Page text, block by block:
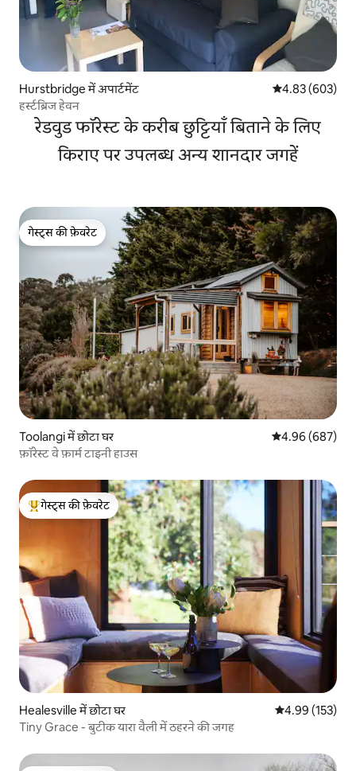
Hurstbridge में अपार्टमेंट औसत रेटिंग 5 में से
4.83 (603)
हर्स्टब्रिज हेवन
रेडवुड फॉरेस्ट के करीब छुट्टियाँ बिताने के लिए
किराए पर उपलब्ध अन्य शानदार जगहें
गेस्ट्स की फ़ेवरेट
गेस्ट्स की फ़ेवरेट
Toolangi में छोटा घर औसत रेटिंग 5 में से
4.96 (687)
फ़ॉरेस्ट वे फ़ार्म टाइनी हाउस
गेस्ट्स का टॉप फ़ेवरेट
गेस्ट्स की फ़ेवरेट
Healesville में छोटा घर औसत रेटिंग 5 में से
4.99 (153)
Tiny Grace - बुटीक यारा वैली में ठहरने की जगह